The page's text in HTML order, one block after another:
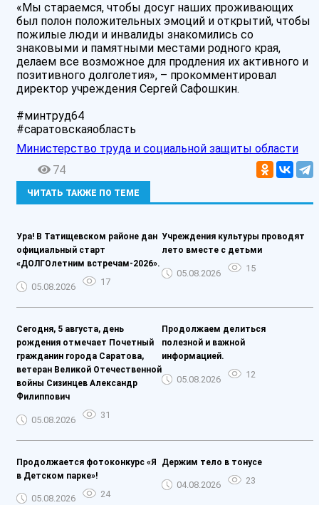
«Мы стараемся, чтобы досуг наших проживающих
был полон положительных эмоций и открытий, чтобы
пожилые люди и инвалиды знакомились со
знаковыми и памятными местами родного края,
делаем все возможное для продления их активного и
позитивного долголетия», – прокомментировал
директор учреждения Сергей Сафошкин.
#минтруд64
#саратовскаяобласть
Министерство труда и социальной защиты области
74
ЧИТАТЬ ТАКЖЕ ПО ТЕМЕ
Ура! В Татищевском районе дан
официальный старт
«ДОЛГОлетним встречам-2026».
05.08.2026 17
Учреждения культуры проводят
лето вместе с детьми
05.08.2026 15
Сегодня, 5 августа, день
рождения отмечает Почетный
гражданин города Саратова,
ветеран Великой Отечественной
войны Сизинцев Александр
Филиппович
05.08.2026 31
Продолжаем делиться
полезной и важной
информацией.
05.08.2026 12
Продолжается фотоконкурс «Я
в Детском парке»!
05.08.2026 24
Держим тело в тонусе
04.08.2026 23